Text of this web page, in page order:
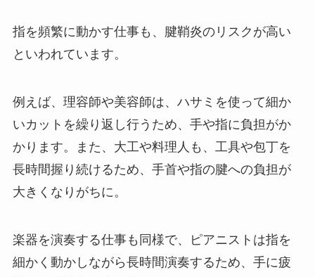
指を頻繁に動かす仕事も、腱鞘炎のリスクが高い
といわれています。
例えば、理容師や美容師は、ハサミを使って細か
いカットを繰り返し行うため、手や指に負担がか
かります。また、大工や料理人も、工具や包丁を
長時間握り続けるため、手首や指の腱への負担が
大きくなりがちに。
楽器を演奏する仕事も同様で、ピアニストは指を
細かく動かしながら長時間演奏するため、手に疲